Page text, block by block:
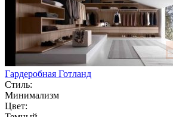
Гардеробная Готланд
Стиль:
Минимализм
Цвет: